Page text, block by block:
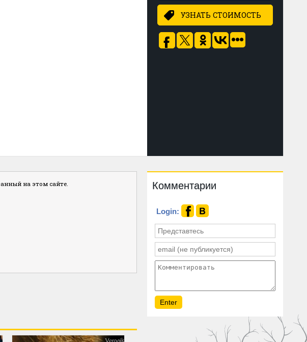
УЗНАТЬ СТОИМОСТЬ
на этом сайте. Комментарии
Login: